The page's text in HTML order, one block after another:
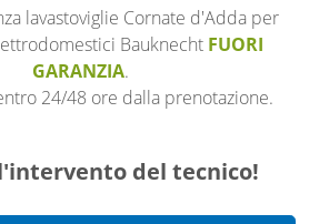
lavastoviglie Cornate d'Adda per
Bauknecht FUORI
GARANZIA.
24/48 ore dalla prenotazione.
del tecnico!